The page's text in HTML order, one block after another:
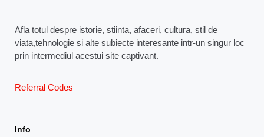
Afla totul despre istorie, stiinta, afaceri, cultura, stil de
viata,tehnologie si alte subiecte interesante intr-un singur loc
prin intermediul acestui site captivant.
Referral Codes
Info